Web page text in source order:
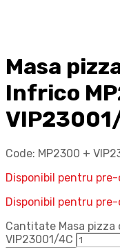
Masa
Infrico
Code: MP2300 +
Disponibil pentru
Disponibil pentru
Cantitate Masa
VIP23001/4C